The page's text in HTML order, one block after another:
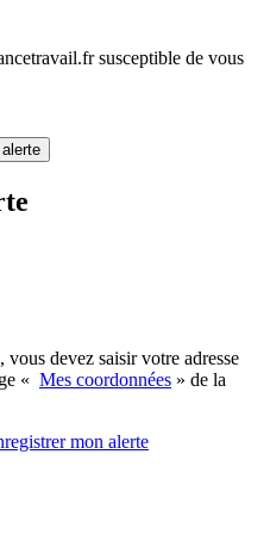
susceptible de vous
devez saisir votre adresse
« Mes coordonnées » de la
mon alerte